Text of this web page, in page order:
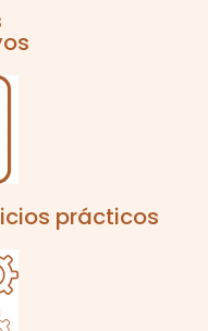
prácticos